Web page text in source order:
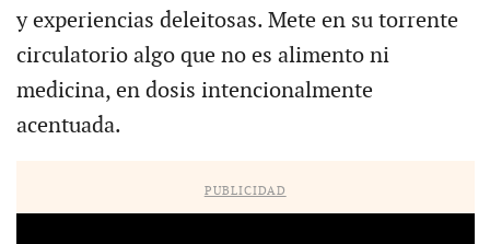
y experiencias deleitosas. Mete en su torrente
circulatorio algo que no es alimento ni
medicina, en dosis intencionalmente
acentuada.
PUBLICIDAD